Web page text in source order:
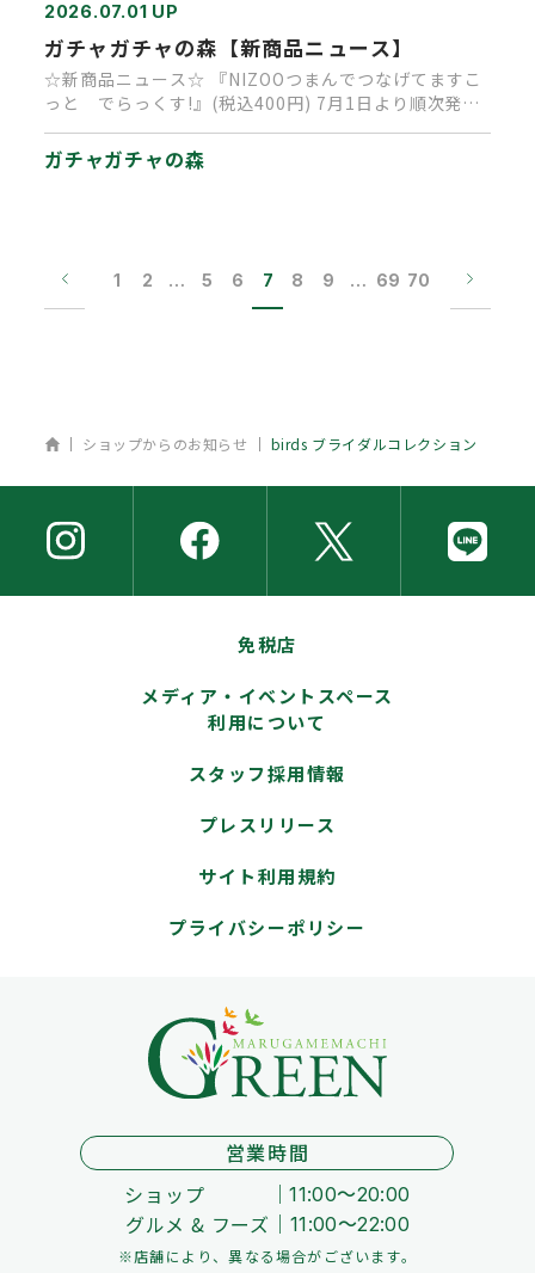
2026.07.01 UP
ガチャガチャの森【新商品ニュース】
☆新商品ニュース☆ 『NIZOOつまんでつなげてますこ
っと でらっくす!』(税込400円) 7月1日より順次発売
予定です…
ガチャガチャの森
1 2 … 5 6 7 8 9 … 69 70
ホーム
ショップからのお知らせ birds ブライダルコレクション
免税店
メディア・イベントスペース
利用について
スタッフ採用情報
プレスリリース
サイト利用規約
プライバシーポリシー
営業時間
ショップ
11:00～20:00
グルメ & フーズ 11:00～22:00
※店舗により、異なる場合がございます。